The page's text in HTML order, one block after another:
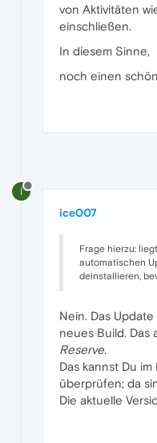
von Aktivitäten
einschließen.
In diesem Sinne,
noch einen
I
ice007
Frage hierzu:
automatischen
deinstallieren,
Nein. Das
neues Build. Das
Reserve.
Das kannst Du
überprüfen; da
Die aktuelle